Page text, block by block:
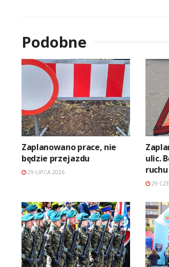
Podobne
Zaplanowano prace, nie
będzie przejazdu
29 LIPCA 2026
ulic.
ruchu
29